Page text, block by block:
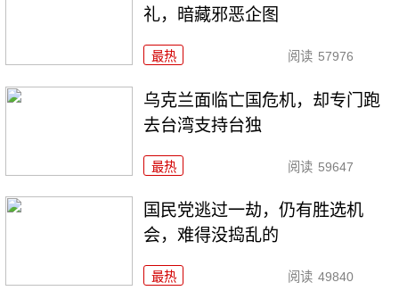
礼，暗藏邪恶企图
最热 阅读 57976
乌克兰面临亡国危机，却专门跑
去台湾支持台独
最热 阅读 59647
国民党逃过一劫，仍有胜选机
会，难得没捣乱的
最热 阅读 49840